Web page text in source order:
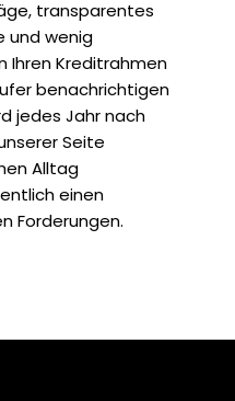
transparentes
und wenig
Ihren Kreditrahmen
benachrichtigen
jedes Jahr nach
Seite
Alltag
einen
Forderungen.